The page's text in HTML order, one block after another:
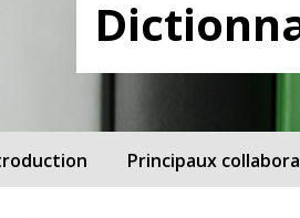
Principaux